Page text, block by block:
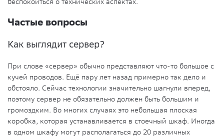
Частые вопросы
Как выглядит сервер?
При слове «сервер» обычно представляют что-то большое с
кучей проводов. Ещё пару лет назад примерно так дело и
обстояло. Сейчас технологии значительно шагнули вперед,
поэтому сервер не обязательно должен быть большим и
громоздким. Во многих случаях это небольшая плоская
коробка, которая устанавливается в стоечный шкаф. Иногда
в одном шкафу могут располагаться до 20 различных